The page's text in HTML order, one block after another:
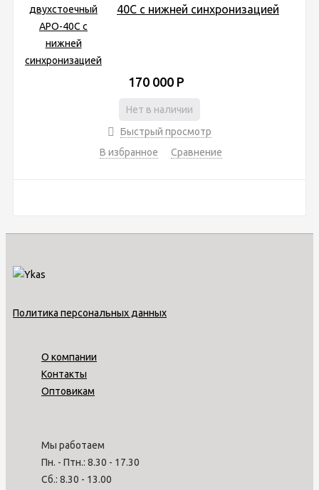
40C с нижней синхронизацией
170 000 Р
Нет в наличии
Быстрый просмотр
В избранное
Сравнение
Политика персональных данных
О компании
Контакты
Оптовикам
Мы работаем
Пн. - Птн.: 8.30 - 17.30
Сб.: 8.30 - 13.00